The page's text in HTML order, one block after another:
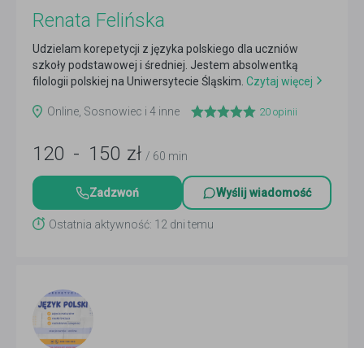
Renata Felińska
Udzielam korepetycji z języka polskiego dla uczniów
szkoły podstawowej i średniej. Jestem absolwentką
filologii polskiej na Uniwersytecie Śląskim. Czytaj więcej
Online, Sosnowiec i 4 inne 20 opinii
120 - 150 zł / 60 min
Zadzwoń Wyślij wiadomość
Ostatnia aktywność: 12 dni temu